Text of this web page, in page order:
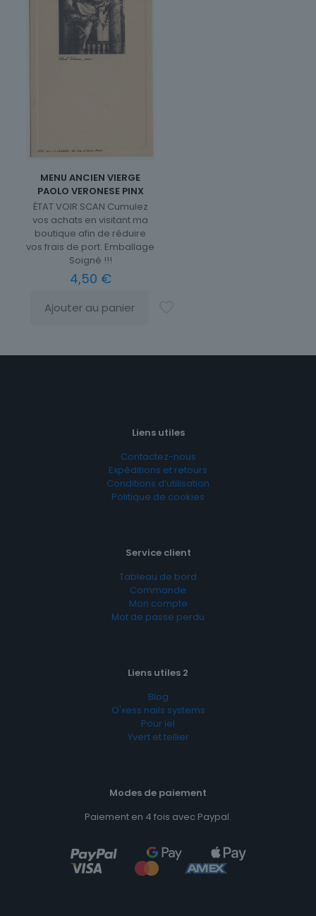
MENU ANCIEN VIERGE
PAOLO VERONESE PINX
ÉTAT VOIR SCAN Cumulez
vos achats en visitant ma
boutique afin de réduire
vos frais de port. Emballage
Soigné !!!
4,50 €
Ajouter au panier
Liens utiles
Contactez-nous
Expéditions et retours
Conditions d’utilisation
Politique de cookies
Service client
Tableau de bord
Commande
Mon compte
Mot de passe perdu
Liens utiles 2
Blog
O'xess nails systems
Pour iel
Yvert et tellier
Modes de paiement
Paiement en 4 fois avec Paypal.